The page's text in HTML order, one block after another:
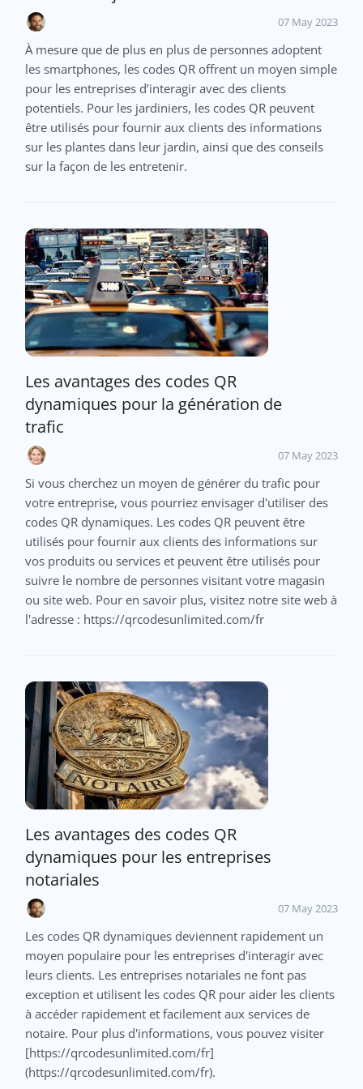
07 May 2023
À mesure que de plus en plus de personnes adoptent
les smartphones, les codes QR offrent un moyen simple
pour les entreprises d’interagir avec des clients
potentiels. Pour les jardiniers, les codes QR peuvent
être utilisés pour fournir aux clients des informations
sur les plantes dans leur jardin, ainsi que des conseils
sur la façon de les entretenir.
Les avantages des codes QR
dynamiques pour la génération de
trafic
07 May 2023
Si vous cherchez un moyen de générer du trafic pour
votre entreprise, vous pourriez envisager d'utiliser des
codes QR dynamiques. Les codes QR peuvent être
utilisés pour fournir aux clients des informations sur
vos produits ou services et peuvent être utilisés pour
suivre le nombre de personnes visitant votre magasin
ou site web. Pour en savoir plus, visitez notre site web à
l'adresse : https://qrcodesunlimited.com/fr
Les avantages des codes QR
dynamiques pour les entreprises
notariales
07 May 2023
Les codes QR dynamiques deviennent rapidement un
moyen populaire pour les entreprises d'interagir avec
leurs clients. Les entreprises notariales ne font pas
exception et utilisent les codes QR pour aider les clients
à accéder rapidement et facilement aux services de
notaire. Pour plus d'informations, vous pouvez visiter
[https://qrcodesunlimited.com/fr]
(https://qrcodesunlimited.com/fr).